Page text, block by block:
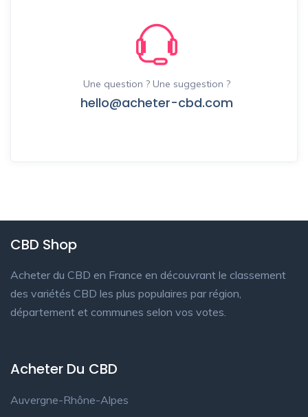
Une question ? Une suggestion ?
hello@acheter-cbd.com
CBD Shop
Acheter du CBD en France en découvrant le classement
des variétés CBD les plus populaires par région,
département et communes selon vos votes.
Acheter Du CBD
Auvergne-Rhône-Alpes